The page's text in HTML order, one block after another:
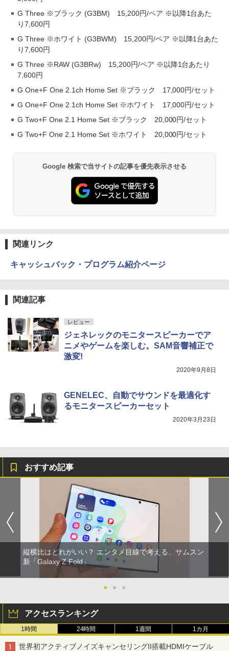
G Three ※ブラック (G3BM) 15,200円/ペア ※以降1台あた
り7,600円
G Three ※ホワイト (G3BWM) 15,200円/ペア ※以降1台あた
り7,600円
G Three ※RAW (G3BRw) 15,200円/ペア ※以降1台あたり
7,600円
G One+F One 2.1ch Home Set ※ブラック 17,000円/セット
G One+F One 2.1ch Home Set ※ホワイト 17,000円/セット
G Two+F One 2.1 Home Set ※ブラック 20,000円/セット
G Two+F One 2.1 Home Set ※ホワイト 20,000円/セット
Google 検索で当サイトの記事を優先表示させる
関連リンク
キャッシュバック・プログラム紹介ページ
関連記事
レビュー
ジェネレックのモニタースピーカーでア
ニメやゲームを楽しむ。SAM音響補正で
激変!
2020年9月8日
GENELEC、自動でサウンドを最適化す
るモニタースピーカーセット
2020年3月23日
おすすめ記事
縦横比はどれがいい？ エンタメ目線で考える、サムスン
新「Galaxy Z Fold」
● ● ●
アクセスランキング
1時間 24時間 1週間 1カ月
世界初アクティブノイズキャンセリングII搭載HDMIケーブル